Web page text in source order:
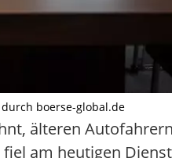
boerse-global.de
älteren
am heutigen